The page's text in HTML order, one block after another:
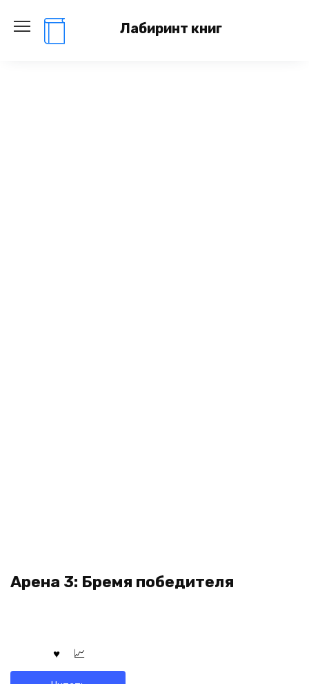
содержанию
Лабиринт книг
Арена 3: Бремя победителя